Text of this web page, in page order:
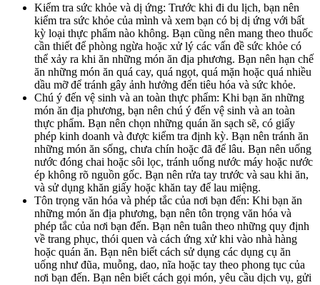
Kiểm tra sức khỏe và dị ứng: Trước khi đi du lịch, bạn nên
kiểm tra sức khỏe của mình và xem bạn có bị dị ứng với bất
kỳ loại thực phẩm nào không. Bạn cũng nên mang theo thuốc
cần thiết để phòng ngừa hoặc xử lý các vấn đề sức khỏe có
thể xảy ra khi ăn những món ăn địa phương. Bạn nên hạn chế
ăn những món ăn quá cay, quá ngọt, quá mặn hoặc quá nhiều
dầu mỡ để tránh gây ảnh hưởng đến tiêu hóa và sức khỏe.
Chú ý đến vệ sinh và an toàn thực phẩm: Khi bạn ăn những
món ăn địa phương, bạn nên chú ý đến vệ sinh và an toàn
thực phẩm. Bạn nên chọn những quán ăn sạch sẽ, có giấy
phép kinh doanh và được kiểm tra định kỳ. Bạn nên tránh ăn
những món ăn sống, chưa chín hoặc đã để lâu. Bạn nên uống
nước đóng chai hoặc sôi lọc, tránh uống nước máy hoặc nước
ép không rõ nguồn gốc. Bạn nên rửa tay trước và sau khi ăn,
và sử dụng khăn giấy hoặc khăn tay để lau miệng.
Tôn trọng văn hóa và phép tắc của nơi bạn đến: Khi bạn ăn
những món ăn địa phương, bạn nên tôn trọng văn hóa và
phép tắc của nơi bạn đến. Bạn nên tuân theo những quy định
về trang phục, thói quen và cách ứng xử khi vào nhà hàng
hoặc quán ăn. Bạn nên biết cách sử dụng các dụng cụ ăn
uống như đũa, muỗng, dao, nĩa hoặc tay theo phong tục của
nơi bạn đến. Bạn nên biết cách gọi món, yêu cầu dịch vụ, gửi